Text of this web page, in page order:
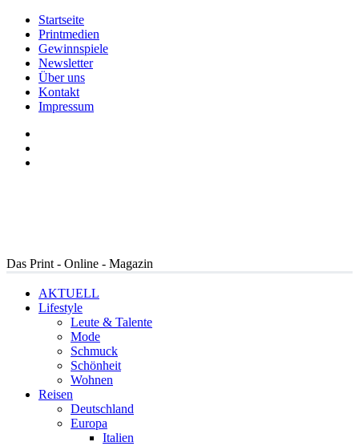
Startseite
Printmedien
Gewinnspiele
Newsletter
Über uns
Kontakt
Impressum
Das Print - Online - Magazin
AKTUELL
Lifestyle
Leute & Talente
Mode
Schmuck
Schönheit
Wohnen
Reisen
Deutschland
Europa
Italien